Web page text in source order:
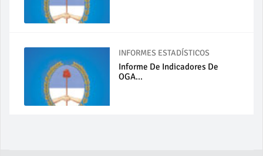
INFORMES ESTADÍSTICOS
Informe De Indicadores De
OGA...